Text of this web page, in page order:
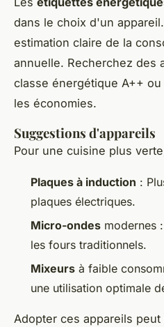
dans le choix d'un
estimation claire de la
annuelle. Recherchez des
classe énergétique A++
les économies.
Suggestions d'appareils
Pour une cuisine plus
Plaques à induction :
plaques électriques.
Micro-ondes modernes
les fours traditionnels.
Mixeurs à faible
une utilisation optimale
Adopter ces appareils